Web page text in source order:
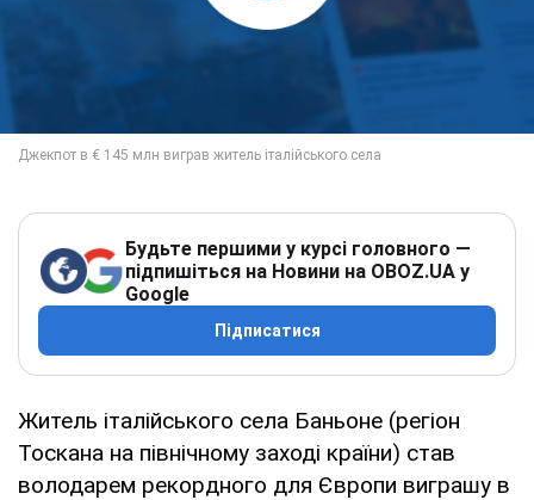
Будьте першими у курсі головного —
підпишіться на Новини на OBOZ.UA у
Google
Підписатися
Житель італійського села Баньоне (регіон
Тоскана на північному заході країни) став
володарем рекордного для Європи виграшу в